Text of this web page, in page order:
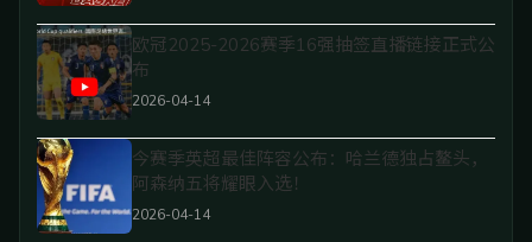
欧冠2025-2026赛季16强抽签直播链接正式公
布
2026-04-14
今赛季英超最佳阵容公布：哈兰德独占鳌头，
阿森纳五将耀眼入选！
2026-04-14